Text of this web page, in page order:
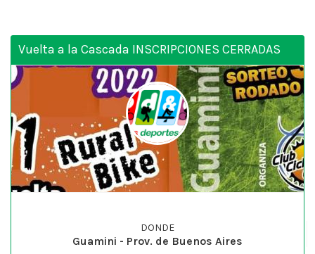
Vuelta a la Cascada INSCRIPCIONES CERRADAS
DONDE
Guamini - Prov. de Buenos Aires